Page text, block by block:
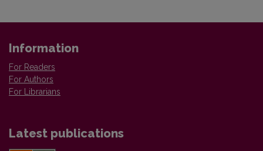
Information
For Readers
For Authors
For Librarians
Latest publications